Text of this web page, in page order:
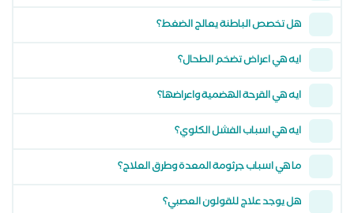
هل تخصص الباطنة يعالج الضغط؟
ايه هي اعراض تضخم الطحال؟
ايه هي القرحة الهضمية واعراضها؟
ايه هي اسباب الفشل الكلوي؟
ما هي اسباب جرثومة المعدة وطرق العلاج؟
هل يوجد علاج للقولون العصبي؟